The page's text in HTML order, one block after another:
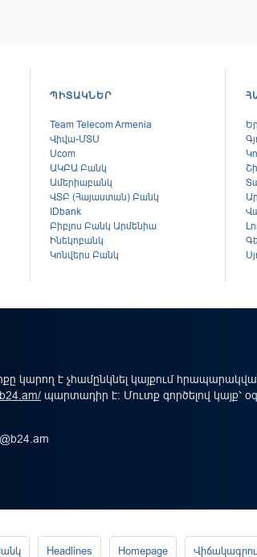
ՊԻՏԱԿՆԵՐ
Team Telecom Armenia
Վիվա-ՄՏՍ
Ucom
ԱԿԲԱ Բանկ
Ամերիաբանկ
ՎՏԲ (Հայաստան) Բանկ
IDbank
Բիբլոս Բանկ Արմենիա
Ինեկոբանկ
Կոնվերս Բանկ
կարող է չհամընկնել կայքում
պարտադիր է: Մուտք գործելով կայք՝
Headlines Homepage